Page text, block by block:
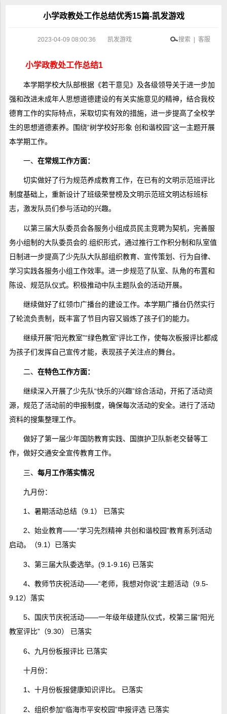
小学政教处工作总结优秀15篇-凯发游戏
2023-04-09 08:00:36 凯发游戏 搜索 | 客服
小学政教处工作总结1
本学期学校大队部根据《若干意见》及各级领导关于进一步加
强和改进未成年人思想道德建设的有关实施意见的精神，结合我校
德育工作的实际特点，采取切实有效的措施，进一步提高了全校学
生的思想道德素养。围绕“树学校好形象 创和谐校园”这一主题开展
本学期工作。
一、 在常规工作方面：
切实做好了行为规范养成教育工作，在已有的文明示范班评比
制度基础上，重新设计了班级荣誉榜及文明示范班文明达标班标
志，激发队员们参与活动的兴趣。
以第三届大队委员会各服务小组成员民主竞聘为契机，完善服
务小组制的大队委员会的.组织形式，通过推行工作积分制和队室值
日制进一步提高了少先队大队部组织教育、宣传策划、行为自律、
学习实践各服务小组工作效率。进一步规范了队室、队角的布置和
陈设、规范队仪式。积极推动中队主题队会的活动开展。
继续做好了红领巾广播台的建设工作。本学期广播台仍然实行
了轮流负责制，既丰富了节目内容又锻炼了孩子们的能力。
继续开展“阳光教室”“绿色教室”评比工作，使每次板报评比都成
为孩子们发挥自己宣传才能，表现孩子关注点的舞台。
二、 在特色工作方面：
继续深入开展了少先队“快乐的兴趣”综合活动，开拓了活动资
源，规范了活动前的申报制度，确保每次活动的安全。进行了活动
资料的搜集整理工作。
做好了第一届少年国防教育实践、国旗护卫队新老交替等工
作，做好交通安全宣传教育工作。
三、 每月工作落实情况
九月份：
1、暑期活动总结（9.1） 已落实
2、始业教育——“学习先烈精神 共创和谐校园”教育系列活动
启动。（9.1）已落实
3、第三届大队委选举。(9.1-9.16) 已落实
4、教师节庆祝活动——“老师，我想对你说”主题活动（9.5-
9.12）落实
5、国庆节庆祝活动——一年级年级建队仪式，校第三届“阳光
教室评比”（9.30） 已落实
6、九月份板报评比 已落实
十月份：
1、十月份板报健康知识评比。 已落实
2、组织参加“临海市平安校园”申报评选 已落实